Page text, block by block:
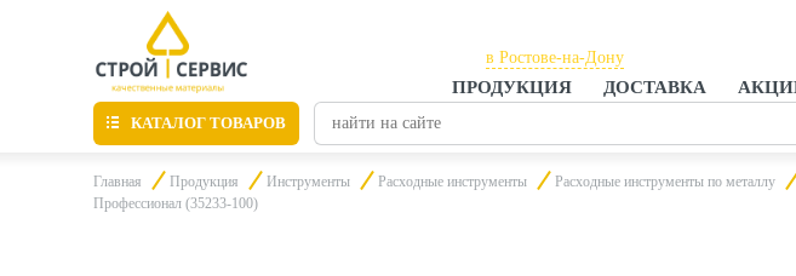
ПРОДУКЦИЯ ДОСТАВКА
в Ростове-на-Дону
в Ростове-на-Дону
КАТАЛОГ ТОВАРОВ
Главная Продукция Инструменты Расходные инструменты Расходные инструменты по металлу
Профессионал (35233-100)